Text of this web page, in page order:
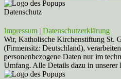
Datenschutz
Impressum | Datenschutzerklärung
Wir, Katholische Kirchenstiftung St.
(Firmensitz: Deutschland),
personenbezogene Daten nur im
Umfang. Alle Details dazu in unserer